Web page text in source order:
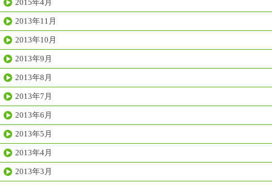
2015年4月
2013年11月
2013年10月
2013年9月
2013年8月
2013年7月
2013年6月
2013年5月
2013年4月
2013年3月